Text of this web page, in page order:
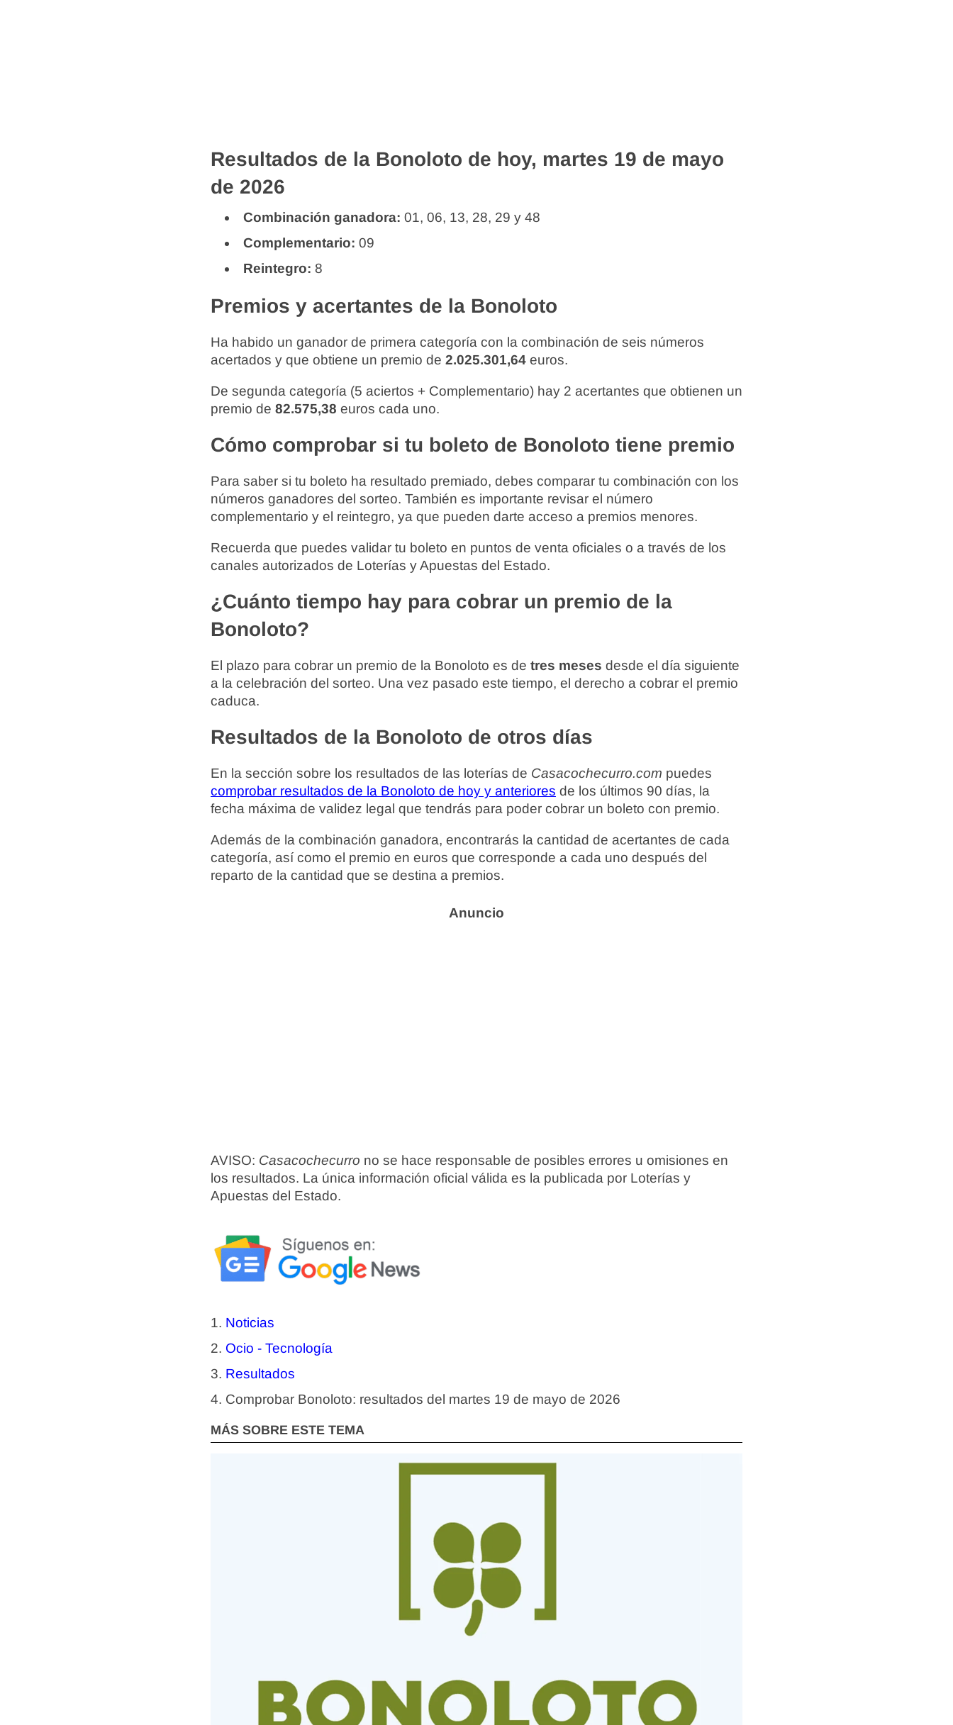
Resultados de la Bonoloto de hoy, martes 19 de mayo
de 2026
Combinación ganadora: 01, 06, 13, 28, 29 y 48
Complementario: 09
Reintegro: 8
Premios y acertantes de la Bonoloto
Ha habido un ganador de primera categoría con la combinación de seis números
acertados y que obtiene un premio de 2.025.301,64 euros.
De segunda categoría (5 aciertos + Complementario) hay 2 acertantes que obtienen un
premio de 82.575,38 euros cada uno.
Cómo comprobar si tu boleto de Bonoloto tiene premio
Para saber si tu boleto ha resultado premiado, debes comparar tu combinación con los
números ganadores del sorteo. También es importante revisar el número
complementario y el reintegro, ya que pueden darte acceso a premios menores.
Recuerda que puedes validar tu boleto en puntos de venta oficiales o a través de los
canales autorizados de Loterías y Apuestas del Estado.
¿Cuánto tiempo hay para cobrar un premio de la
Bonoloto?
El plazo para cobrar un premio de la Bonoloto es de tres meses desde el día siguiente
a la celebración del sorteo. Una vez pasado este tiempo, el derecho a cobrar el premio
caduca.
Resultados de la Bonoloto de otros días
En la sección sobre los resultados de las loterías de Casacochecurro.com puedes
comprobar resultados de la Bonoloto de hoy y anteriores de los últimos 90 días, la
fecha máxima de validez legal que tendrás para poder cobrar un boleto con premio.
Además de la combinación ganadora, encontrarás la cantidad de acertantes de cada
categoría, así como el premio en euros que corresponde a cada uno después del
reparto de la cantidad que se destina a premios.
AVISO: Casacochecurro no se hace responsable de posibles errores u omisiones en
los resultados. La única información oficial válida es la publicada por Loterías y
Apuestas del Estado.
Noticias
Ocio - Tecnología
Resultados
Comprobar Bonoloto: resultados del martes 19 de mayo de 2026
MÁS SOBRE ESTE TEMA